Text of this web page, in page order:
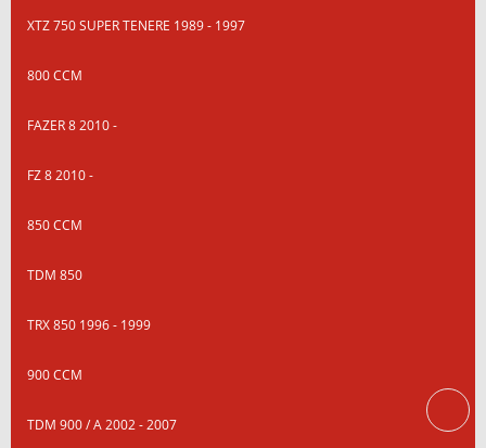
XTZ 750 SUPER TENERE 1989 - 1997
800 CCM
FAZER 8 2010 -
FZ 8 2010 -
850 CCM
TDM 850
TRX 850 1996 - 1999
900 CCM
TDM 900 / A 2002 - 2007